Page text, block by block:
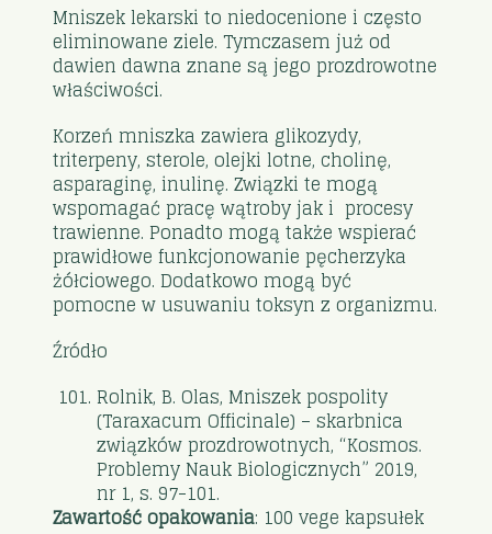
Mniszek lekarski to niedocenione i często
eliminowane ziele. Tymczasem już od
dawien dawna znane są jego prozdrowotne
właściwości.
Korzeń mniszka zawiera glikozydy,
triterpeny, sterole, olejki lotne, cholinę,
asparaginę, inulinę. Związki te mogą
wspomagać pracę wątroby jak i procesy
trawienne. Ponadto mogą także wspierać
prawidłowe funkcjonowanie pęcherzyka
żółciowego. Dodatkowo mogą być
pomocne w usuwaniu toksyn z organizmu.
Źródło
Rolnik, B. Olas, Mniszek pospolity
(Taraxacum Officinale) – skarbnica
związków prozdrowotnych, “Kosmos.
Problemy Nauk Biologicznych” 2019,
nr 1, s. 97-101.
Zawartość opakowania: 100 vege kapsułek